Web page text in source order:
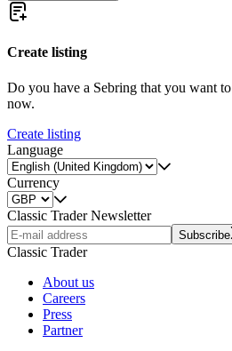
Create listing
Do you have a Sebring that you want
now.
Create listing
Language
Currency
Classic Trader Newsletter
Subscribe
Classic Trader
About us
Careers
Press
Partner